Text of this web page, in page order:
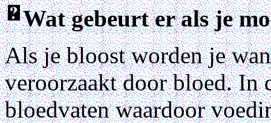
Wat gebeurt er als je
Als je bloost worden je
veroorzaakt door bloed. In
bloedvaten waardoor